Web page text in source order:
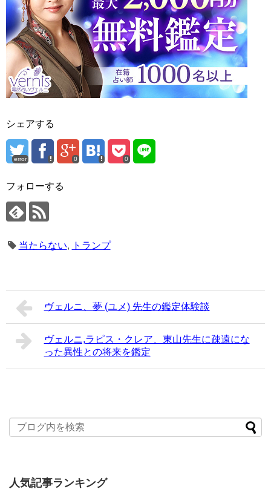
シェアする
error 0 0
フォローする
当たらない, トランプ
ヴェルニ、夢 (ユメ) 先生の鑑定体験談
ヴェルニ,ラピス・クレア、東山先生に疎遠にな
った異性との将来を鑑定
人気記事ランキング